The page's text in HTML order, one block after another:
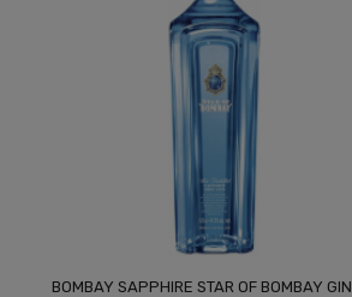
BOMBAY SAPPHIRE STAR OF BOMBAY GIN